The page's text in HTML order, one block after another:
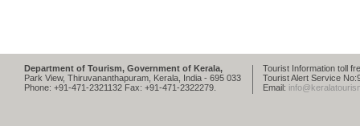
Department of Tourism, Government of Kerala,
Park View, Thiruvananthapuram, Kerala, India - 695 033
Phone: +91-471-2321132 Fax: +91-471-2322279.
Tourist Information toll
Tourist Alert Service
Email: